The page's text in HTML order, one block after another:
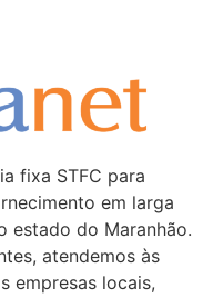
fixa STFC para
em larga
estado do Maranhão.
atendemos às
empresas locais,